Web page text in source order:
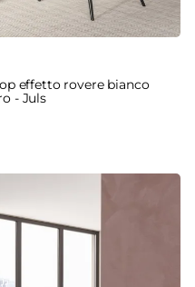
effetto rovere bianco
- Juls